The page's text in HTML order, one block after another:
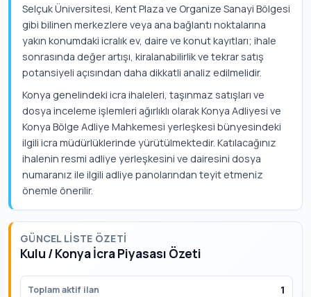
Selçuk Üniversitesi, Kent Plaza ve Organize Sanayi Bölgesi
gibi bilinen merkezlere veya ana bağlantı noktalarına
yakın konumdaki icralık ev, daire ve konut kayıtları; ihale
sonrasında değer artışı, kiralanabilirlik ve tekrar satış
potansiyeli açısından daha dikkatli analiz edilmelidir.
Konya genelindeki icra ihaleleri, taşınmaz satışları ve
dosya inceleme işlemleri ağırlıklı olarak Konya Adliyesi ve
Konya Bölge Adliye Mahkemesi yerleşkesi bünyesindeki
ilgili icra müdürlüklerinde yürütülmektedir. Katılacağınız
ihalenin resmi adliye yerleşkesini ve dairesini dosya
numaranız ile ilgili adliye panolarından teyit etmeniz
önemle önerilir.
GÜNCEL LISTE ÖZETI
Kulu / Konya İcra Piyasası Özeti
Toplam aktif ilan 1